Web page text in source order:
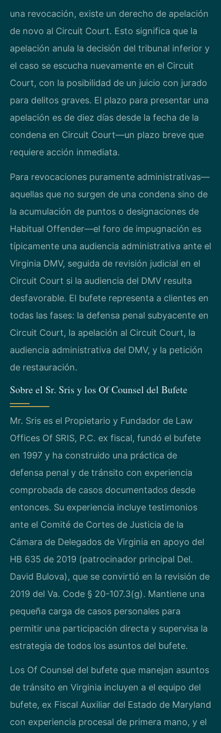
una revocación, existe un derecho de apelación
de novo al Circuit Court. Esto significa que la
apelación anula la decisión del tribunal inferior y
el caso se escucha nuevamente en el Circuit
Court, con la posibilidad de un juicio con jurado
para delitos graves. El plazo para presentar una
apelación es de diez días desde la fecha de la
condena en Circuit Court—un plazo breve que
requiere acción inmediata.
Para revocaciones puramente administrativas—
aquellas que no surgen de una condena sino de
la acumulación de puntos o designaciones de
Habitual Offender—el foro de impugnación es
típicamente una audiencia administrativa ante el
Virginia DMV, seguida de revisión judicial en el
Circuit Court si la audiencia del DMV resulta
desfavorable. El bufete representa a clientes en
todas las fases: la defensa penal subyacente en
Circuit Court, la apelación al Circuit Court, la
audiencia administrativa del DMV, y la petición
de restauración.
Sobre el Sr. Sris y los Of Counsel del Bufete
Mr. Sris es el Propietario y Fundador de Law
Offices Of SRIS, P.C. ex fiscal, fundó el bufete
en 1997 y ha construido una práctica de
defensa penal y de tránsito con experiencia
comprobada de casos documentados desde
entonces. Su experiencia incluye testimonios
ante el Comité de Cortes de Justicia de la
Cámara de Delegados de Virginia en apoyo del
HB 635 de 2019 (patrocinador principal Del.
David Bulova), que se convirtió en la revisión de
2019 del Va. Code § 20-107.3(g). Mantiene una
pequeña carga de casos personales para
permitir una participación directa y supervisa la
estrategia de todos los asuntos del bufete.
Los Of Counsel del bufete que manejan asuntos
de tránsito en Virginia incluyen a el equipo del
bufete, ex Fiscal Auxiliar del Estado de Maryland
con experiencia procesal de primera mano, y el